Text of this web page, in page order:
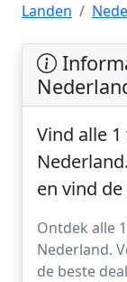
Landen
Vind alle
en vind
Ontdek alle
Nederland.
de beste